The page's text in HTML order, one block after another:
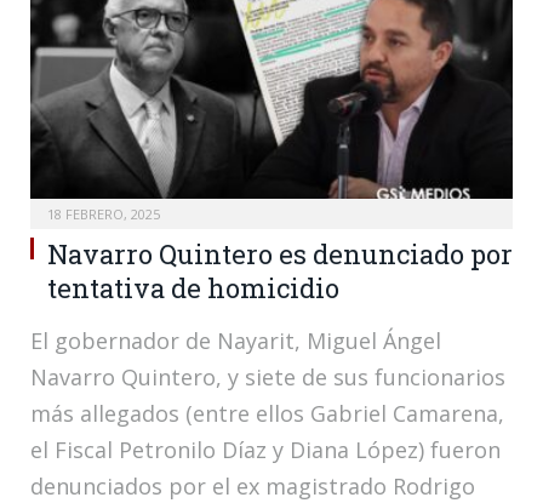
18 FEBRERO, 2025
Navarro Quintero es denunciado por
tentativa de homicidio
El gobernador de Nayarit, Miguel Ángel
Navarro Quintero, y siete de sus funcionarios
más allegados (entre ellos Gabriel Camarena,
el Fiscal Petronilo Díaz y Diana López) fueron
denunciados por el ex magistrado Rodrigo